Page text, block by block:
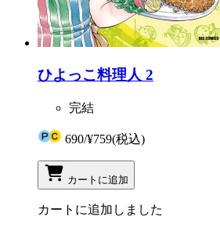
ひよっこ料理人 2
完結
690/¥759(税込)
カートに追加
カートに追加しました